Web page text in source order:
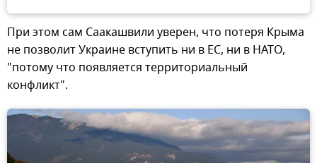
При этом сам Саакашвили уверен, что потеря Крыма
не позволит Украине вступить ни в ЕС, ни в НАТО,
"потому что появляется территориальный
конфликт".